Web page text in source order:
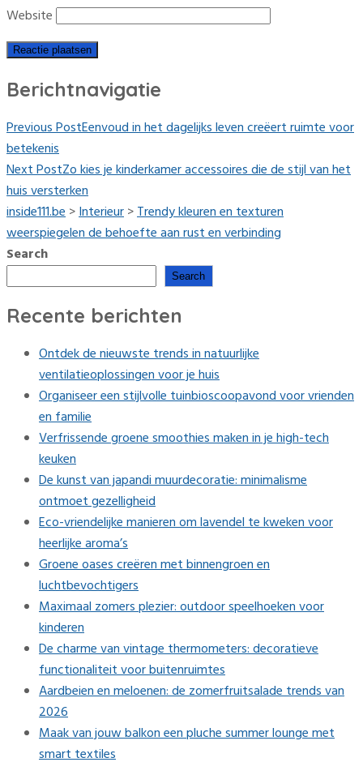
Website
Berichtnavigatie
Previous PostEenvoud in het dagelijks leven creëert ruimte voor
betekenis
Next PostZo kies je kinderkamer accessoires die de stijl van het
huis versterken
inside111.be>Interieur>Trendy kleuren en texturen
weerspiegelen de behoefte aan rust en verbinding
Search
Search
Recente berichten
Ontdek de nieuwste trends in natuurlijke
ventilatieoplossingen voor je huis
Organiseer een stijlvolle tuinbioscoopavond voor vrienden
en familie
Verfrissende groene smoothies maken in je high-tech
keuken
De kunst van japandi muurdecoratie: minimalisme
ontmoet gezelligheid
Eco-vriendelijke manieren om lavendel te kweken voor
heerlijke aroma’s
Groene oases creëren met binnengroen en
luchtbevochtigers
Maximaal zomers plezier: outdoor speelhoeken voor
kinderen
De charme van vintage thermometers: decoratieve
functionaliteit voor buitenruimtes
Aardbeien en meloenen: de zomerfruitsalade trends van
2026
Maak van jouw balkon een pluche summer lounge met
smart textiles